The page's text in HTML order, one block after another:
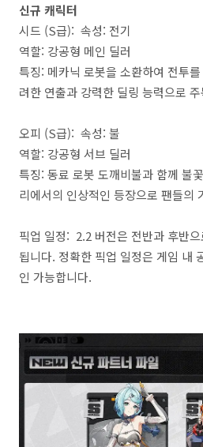
신규 캐릭터
시드 (S급): 속성: 전기
역할: 강공형 메인 딜러
특징: 메카닉 로봇을 소환하여 전투
려한 연출과 강력한 딜링 능력으로
오피 (S급): 속성: 불
역할: 강공형 서브 딜러
특징: 동료 로봇 도깨비불과 함께 불
리에서의 인상적인 등장으로 팬들의
픽업 일정: 2.2 버전은 전반과 후반
됩니다. 정확한 픽업 일정은 게임 내
인 가능합니다.